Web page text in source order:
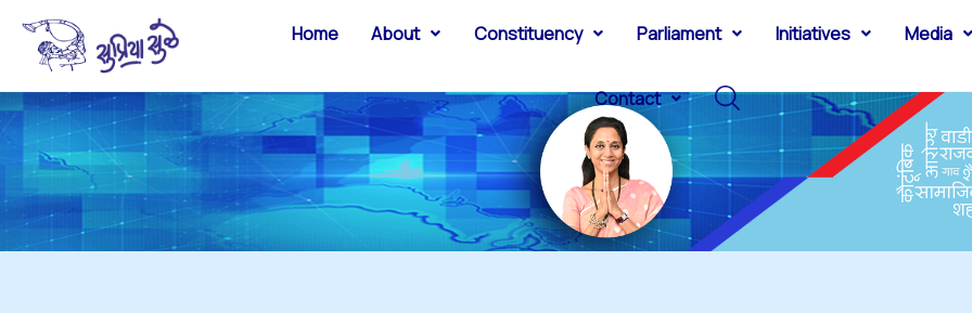
Home About Constituency Parliament Initiatives Media
Contact